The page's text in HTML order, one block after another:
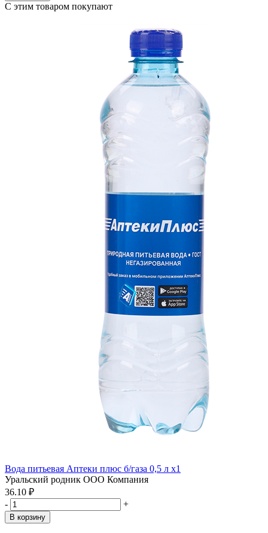
С этим товаром покупают
Вода питьевая Аптеки плюс б/газа 0,5 л x1
Уральский родник ООО Компания
36.10 ₽
-
+
В корзину